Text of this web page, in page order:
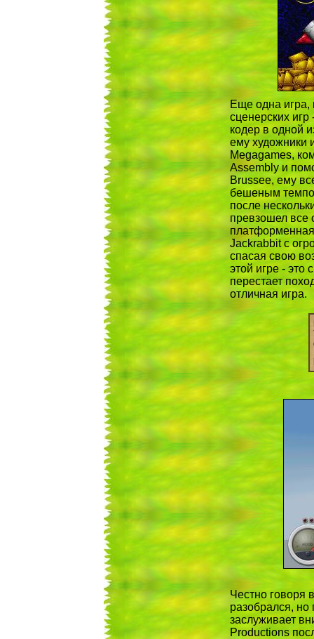
Еще одна игра,
сценерских
кодер в одной
ему художники
Megagames,
Assembly и
Brussee, ему
бешеным
после
превзошел все
Jackrabbit с
спасая свою
этой игре - это
перестает
отличная игра.
Честно говоря
разобрался, но
заслуживает
Productions